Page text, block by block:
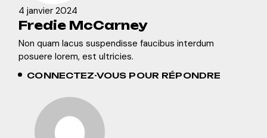
4 janvier 2024
Fredie McCarney
CONNECTEZ-VOUS POUR RÉPONDRE
Non quam lacus suspendisse faucibus interdum
posuere lorem, est ultricies.